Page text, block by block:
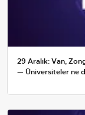
29 Aralık: Van,
— Üniversiteler ne